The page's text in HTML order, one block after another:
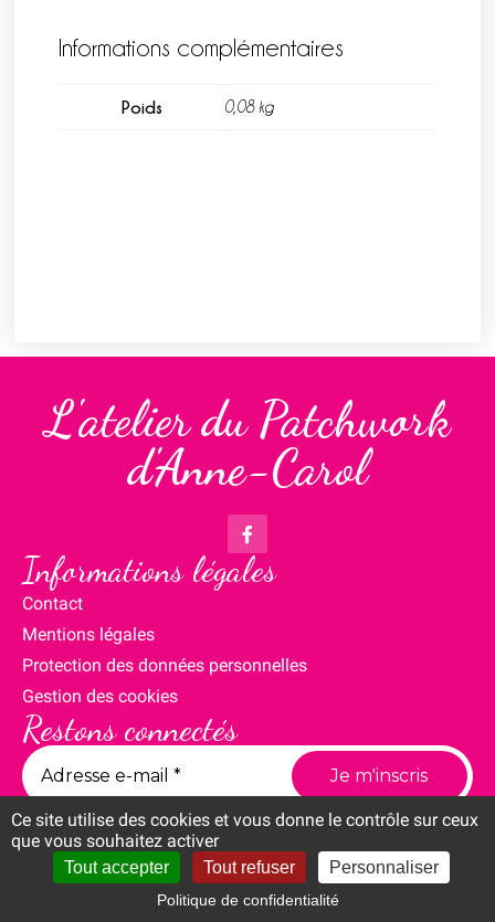
Informations complémentaires
Poids 0,08 kg
L'atelier du Patchwork
d'Anne-Carol
Informations légales
Contact
Mentions légales
Protection des données personnelles
Gestion des cookies
Restons connectés
Ce site utilise des cookies et vous donne le contrôle sur ceux
que vous souhaitez activer
Tout accepter Tout refuser Personnaliser
Politique de confidentialité